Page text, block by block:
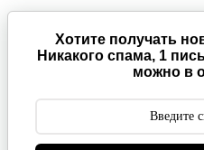
Хотите получать
Никакого спама, 1
можно в